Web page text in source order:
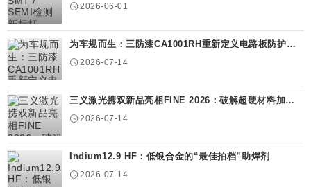
2026-06-01
为车规而生：三防漆CA1001RH重新定义电路板防护极
限
2026-07-14
三义激光携双新品亮相FINE 2026：破解超硬材料加工
两大难题
2026-07-14
Indium12.9 HF：低银合金的“最佳拍档”助焊剂
2026-07-14